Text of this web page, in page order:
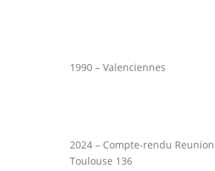
1990 – Valenciennes
2024 – Compte-rendu
Toulouse 136